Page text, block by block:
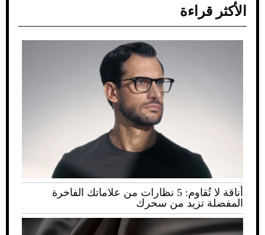
الأكثر قراءة
أناقة لا تُقاوم: 5 نظارات من علاماتك الفاخرة
المفضلة تزيد من سحرك